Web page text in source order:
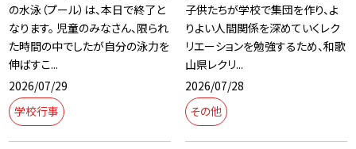
の水泳（プール）は、本日で終了と
なります。 児童のみなさん、限られ
た時間の中でしたが自分の泳力を
伸ばすこ...
2026/07/29
学校行事
子供たちが学校で集団を作り、よ
りよい人間関係を深めていくレク
リエーションを勉強するため、和歌
山県レクリ...
2026/07/28
その他